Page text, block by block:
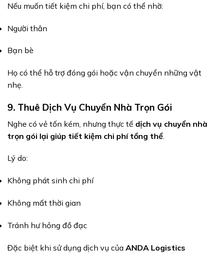
Nếu muốn tiết kiệm chi phí, bạn có thể nhờ:
Người thân
Bạn bè
Họ có thể hỗ trợ đóng gói hoặc vận chuyển những vật
nhẹ.
9. Thuê Dịch Vụ Chuyển Nhà Trọn Gói
Nghe có vẻ tốn kém, nhưng thực tế dịch vụ chuyển nhà
trọn gói lại giúp tiết kiệm chi phí tổng thể
Lý do:
Không phát sinh chi phí
Không mất thời gian
Tránh hư hỏng đồ đạc
Đặc biệt khi sử dụng dịch vụ của ANDA Logistics